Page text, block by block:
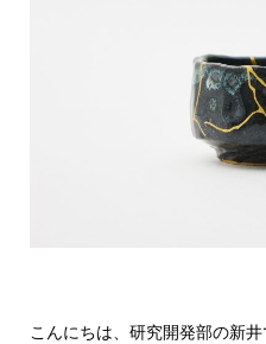
こんにちは、研究開発部の新井